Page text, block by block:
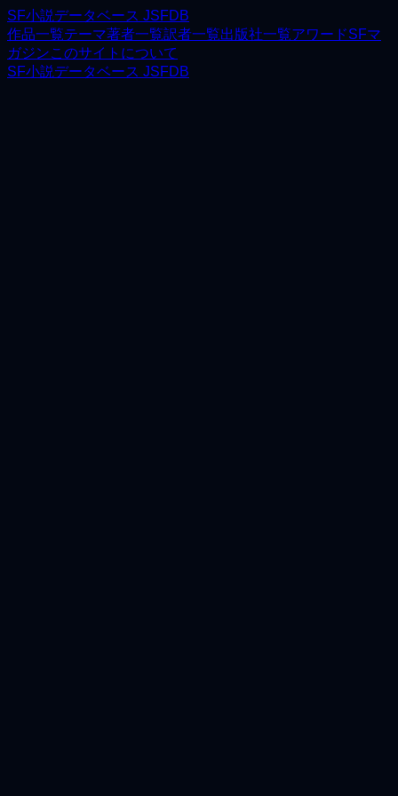
SF小説データベース JSFDB
作品一覧テーマ著者一覧訳者一覧出版社一覧アワードSFマ
ガジンこのサイトについて
SF小説データベース JSFDB